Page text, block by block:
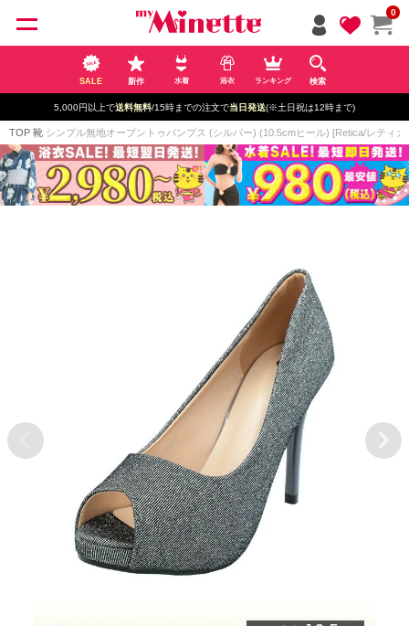
0
SALE 新作 水着 浴衣 ランキング 検索
5,000円以上で送料無料/15時までの注文で当日発送(※土日祝は12時まで)
TOP 靴 シンプル無地オープントゥパンプス (シルバー) (10.5cmヒール) [Retica/レティカ]
ペー
ジト
ップ